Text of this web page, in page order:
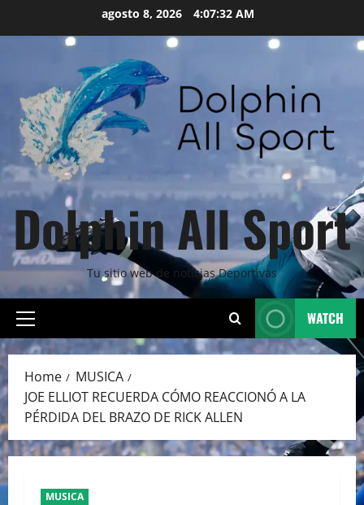
agosto 8, 2026 4:07:34 AM
Dolphin All Sport
Tu sitio web de noticias Deportivas
Primary
Menu
WATCH
Home
MUSICA
JOE ELLIOT RECUERDA CÓMO REACCIONÓ A LA
PÉRDIDA DEL BRAZO DE RICK ALLEN
MUSICA